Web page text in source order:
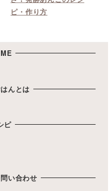
ピ・作り方
んとは
ピ
い合わせ